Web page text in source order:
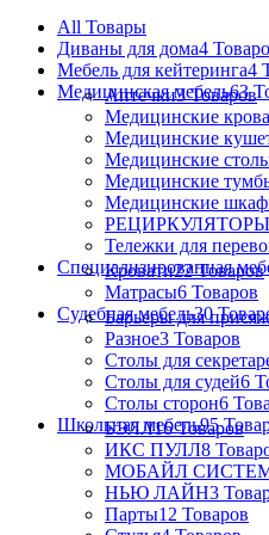
All Товары
Диваны для дома4
Мебель для кейтеринга4
Медицинская мебель63
Аптечки3 Товаров
Медицинские
Медицинские
Медицинские
Медицинские
Медицинские
РЕЦИРКУЛЯТОРЫ
Тележки для
Специализированная
Кровати22 Товаров
Матрасы6 Товаров
Судебная мебель30
Барьеры для
Разное3 Товаров
Столы для
Столы для судей6
Столы сторон6
Школьная мебель95
БЭЛЛ16 Товаров
ИКС ПУЛЛ8
МОБАЙЛ
НЬЮ ЛАЙН3
Парты12 Товаров